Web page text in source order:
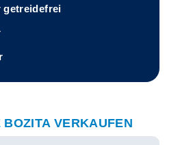
getreidefrei
VERKAUFEN